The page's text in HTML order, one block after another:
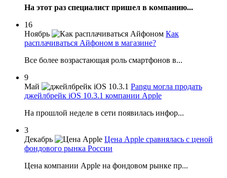
На этот раз специалист пришел в компанию...
16
Ноябрь
Как
расплачиваться Айфоном в магазине?
Все более возрастающая роль смартфонов в...
9
Май
Pangu могла продать
джейлбрейк iOS 10.3.1 компании Apple
На прошлой неделе в сети появилась инфор...
3
Декабрь
Цена Apple сравнялась с ценой
фондового рынка России
Цена компании Apple на фондовом рынке пр...